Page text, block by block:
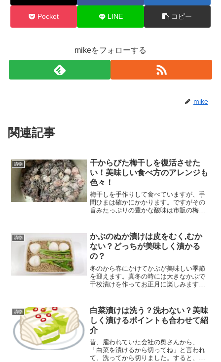
Pocket LINE コピー
mikeをフォローする
mike
関連記事
漬物
干からびた梅干しを復活させた
い！美味しい食べ方のアレンジも
色々！
梅干しを手作りして食べていますが、手
間ひまは確かにかかります。ですがその
旨みたっぷりの豊かな酸味は市販の梅干
が梅干しの酸に負けてしまい破れてしま
いました。梅干しの容器は...
漬物
かぶのぬか漬けは皮をむく,むか
ない？どっちが美味しく漬かる
の？
冬のから春にかけてかぶが美味しい季節
を迎えます。真冬の時には大きなかぶで
千枚漬けを作ってお正月に楽しみます。
は、ぬか漬けや浅漬けにする時小かぶの
皮を剥くかどうか悩みます...
漬物
白菜漬けは洗う？洗わない？美味
しく漬けるポイントも合わせて紹
介
昔、雇われていた会社の奥さんから、
「白菜を漬けるから切ってね」と言われ
て、洗ってから切りました。すると、